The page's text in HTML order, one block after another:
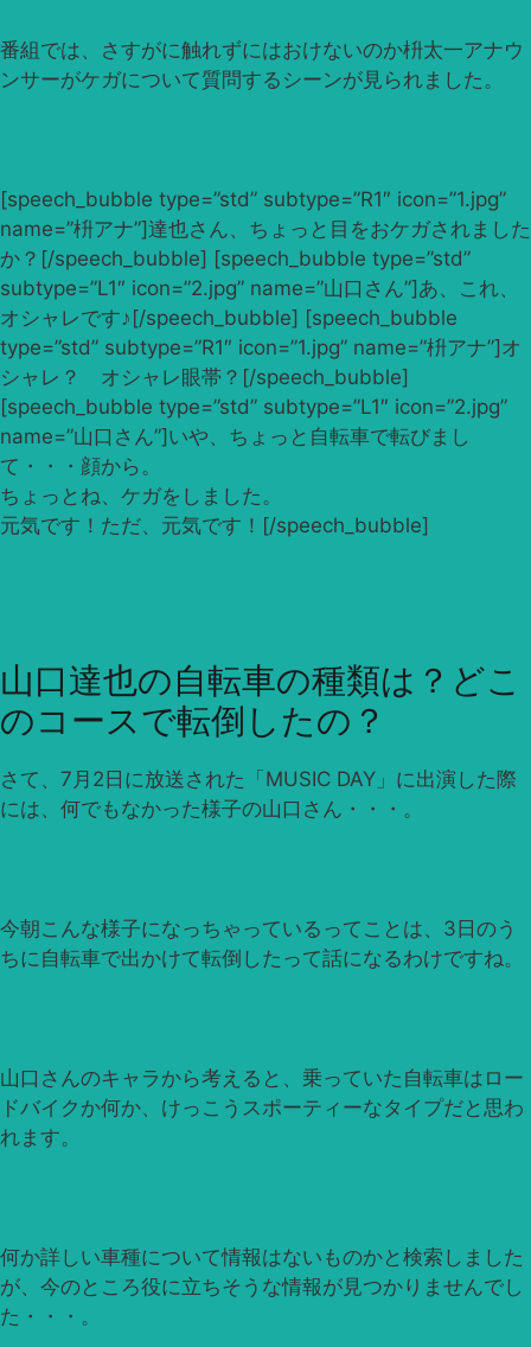
番組では、さすがに触れずにはおけないのか枡太一アナウ
ンサーがケガについて質問するシーンが見られました。
[speech_bubble type=”std” subtype=”R1″ icon=”1.jpg”
name=”枡アナ”]達也さん、ちょっと目をおケガされました
か？[/speech_bubble] [speech_bubble type=”std”
subtype=”L1″ icon=”2.jpg” name=”山口さん”]あ、これ、
オシャレです♪[/speech_bubble] [speech_bubble
type=”std” subtype=”R1″ icon=”1.jpg” name=”枡アナ”]オ
シャレ？ オシャレ眼帯？[/speech_bubble]
[speech_bubble type=”std” subtype=”L1″ icon=”2.jpg”
name=”山口さん”]いや、ちょっと自転車で転びまし
て・・・顔から。
ちょっとね、ケガをしました。
元気です！ただ、元気です！[/speech_bubble]
山口達也の自転車の種類は？どこ
のコースで転倒したの？
さて、7月2日に放送された「MUSIC DAY」に出演した際
には、何でもなかった様子の山口さん・・・。
今朝こんな様子になっちゃっているってことは、3日のう
ちに自転車で出かけて転倒したって話になるわけですね。
山口さんのキャラから考えると、乗っていた自転車はロー
ドバイクか何か、けっこうスポーティーなタイプだと思わ
れます。
何か詳しい車種について情報はないものかと検索しました
が、今のところ役に立ちそうな情報が見つかりませんでし
た・・・。